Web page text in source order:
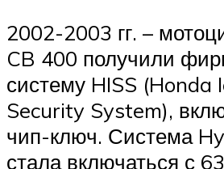
2002-2003 гг. –
CB 400 получили
систему HISS (Honda
Security System),
чип-ключ. Система
стала включаться с